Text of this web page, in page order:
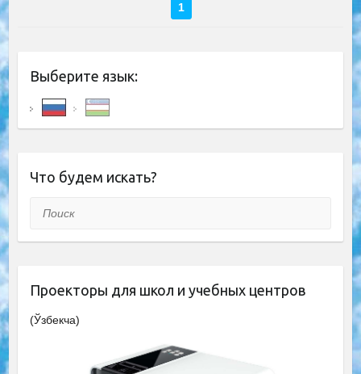
1
Выберите язык:
Что будем искать?
Поиск
Проекторы для школ и учебных центров
(Ўзбекча)